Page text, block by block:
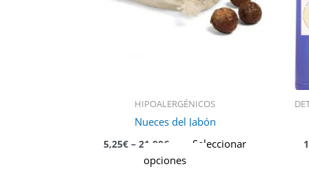
HIPOALERGÉNICOS
Nueces del Jabón
5,25€ –21,00€
Seleccionar
opciones
opciones
se
página
de
producto